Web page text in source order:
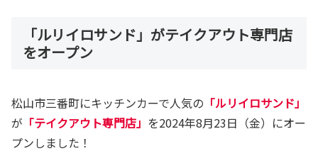
「ルリイロサンド」がテイクアウト専門店
をオープン
松山市三番町にキッチンカーで人気の 「ルリイロサンド」
が 「テイクアウト専門店」 を2024年8月23日（金）にオー
プンしました！